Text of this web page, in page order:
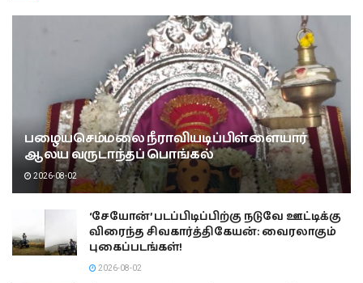
பழையசெம்மலை நீராவியடிப்பிள்ளையார்
ஆலய வருடாந்தப் பொங்கல்
2026-08-02
‘சேயோன்’ படப்பிடிப்பிற்கு நடுவே ஊட்டிக்கு
விரைந்த சிவகார்த்திகேயன்: வைரலாகும்
புகைப்படங்கள்!
2026-08-02